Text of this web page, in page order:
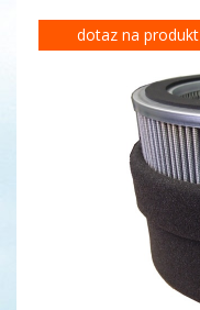
dotaz na produkt